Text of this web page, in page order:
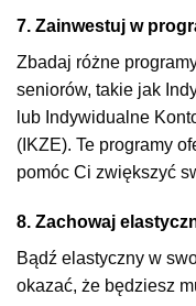
7. Zainwestuj w
Zbadaj różne
seniorów, takie jak
lub Indywidualne
(IKZE). Te programy
pomóc Ci zwiększyć
8. Zachowaj
Bądź elastyczny w
okazać, że będziesz